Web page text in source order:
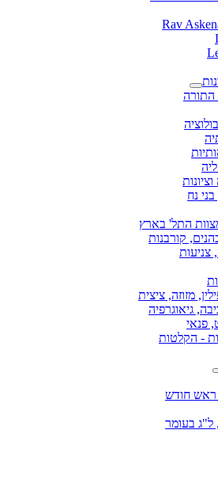
התורה
נח
התל' בארץ
קורבנות
צניעות
מזוזה, ציצית
גיאוגרפיה
פנאי
- הקלטות
ראש חודש
ל"ג בעומר